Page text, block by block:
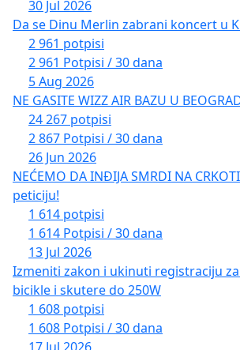
30 Jul 2026
Da se Dinu Merlin zabrani koncert u
2 961 potpisi
2 961 Potpisi / 30 dana
5 Aug 2026
NE GASITE WIZZ AIR BAZU U
24 267 potpisi
2 867 Potpisi / 30 dana
26 Jun 2026
NEĆEMO DA INĐIJA SMRDI NA
peticiju!
1 614 potpisi
1 614 Potpisi / 30 dana
13 Jul 2026
Izmeniti zakon i ukinuti registraciju
bicikle i skutere do 250W
1 608 potpisi
1 608 Potpisi / 30 dana